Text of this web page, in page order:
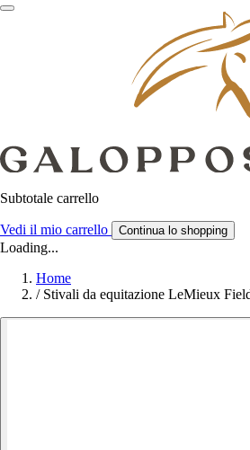
Subtotale carrello
Vedi il mio carrello Continua lo shopping
Loading...
Home
/ Stivali da equitazione LeMieux